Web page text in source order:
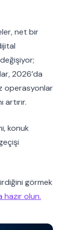
net bir
2026’da
operasyonlar
konuk
görmek
hazır olun.